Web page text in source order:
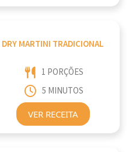
DRY MARTINI TRADICIONAL
1 PORÇÕES
5 MINUTOS
VER RECEITA